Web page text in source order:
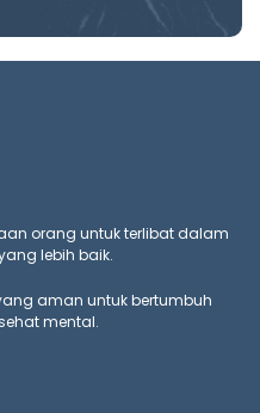
orang untuk terlibat dalam
lebih baik.
aman untuk bertumbuh
mental.